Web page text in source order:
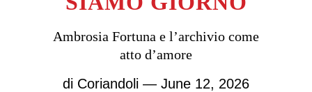
Ambrosia Fortuna e l’archivio come
atto d’amore
di Coriandoli — June 12, 2026